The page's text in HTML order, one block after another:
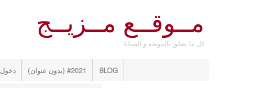
مــوقــع مــزيــج
كل ما يتعلق بالموضة و الصبايا .
دخول #2021 (بدون عنوان) BLOG